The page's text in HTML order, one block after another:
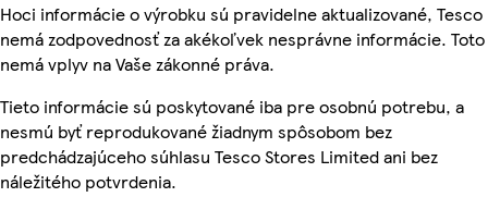
Hoci informácie o výrobku sú pravidelne aktualizované, Tesco
nemá zodpovednosť za akékoľvek nesprávne informácie. Toto
nemá vplyv na Vaše zákonné práva.
Tieto informácie sú poskytované iba pre osobnú potrebu, a
nesmú byť reprodukované žiadnym spôsobom bez
predchádzajúceho súhlasu Tesco Stores Limited ani bez
náležitého potvrdenia.